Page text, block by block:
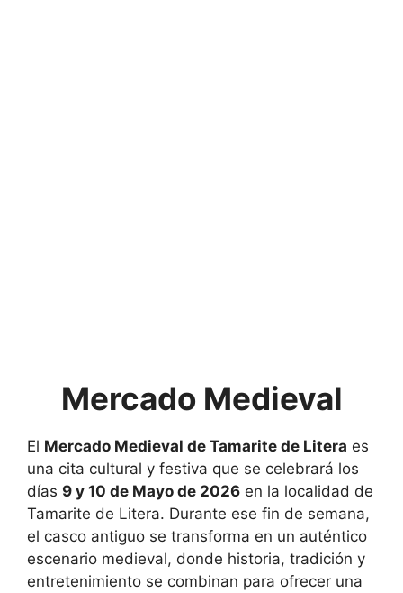
Mercado Medieval
El Mercado Medieval de Tamarite de Litera es
una cita cultural y festiva que se celebrará los
días 9 y 10 de Mayo de 2026 en la localidad de
Tamarite de Litera. Durante ese fin de semana,
el casco antiguo se transforma en un auténtico
escenario medieval, donde historia, tradición y
entretenimiento se combinan para ofrecer una